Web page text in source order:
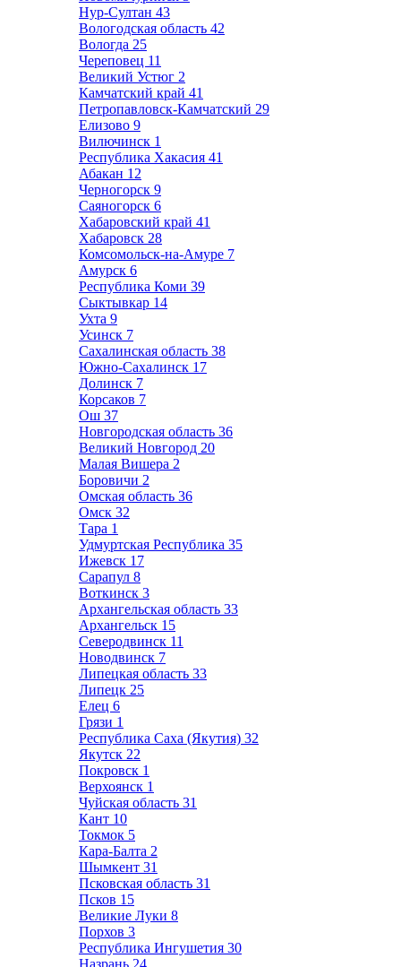
Нур-Султан 43
Вологодская область 42
Вологда 25
Череповец 11
Великий Устюг 2
Камчатский край 41
Петропавловск-Камчатский 29
Елизово 9
Вилючинск 1
Республика Хакасия 41
Абакан 12
Черногорск 9
Саяногорск 6
Хабаровский край 41
Хабаровск 28
Комсомольск-на-Амуре 7
Амурск 6
Республика Коми 39
Сыктывкар 14
Ухта 9
Усинск 7
Сахалинская область 38
Южно-Сахалинск 17
Долинск 7
Корсаков 7
Ош 37
Новгородская область 36
Великий Новгород 20
Малая Вишера 2
Боровичи 2
Омская область 36
Омск 32
Тара 1
Удмуртская Республика 35
Ижевск 17
Сарапул 8
Воткинск 3
Архангельская область 33
Архангельск 15
Северодвинск 11
Новодвинск 7
Липецкая область 33
Липецк 25
Елец 6
Грязи 1
Республика Саха (Якутия) 32
Якутск 22
Покровск 1
Верхоянск 1
Чуйская область 31
Кант 10
Токмок 5
Кара-Балта 2
Шымкент 31
Псковская область 31
Псков 15
Великие Луки 8
Порхов 3
Республика Ингушетия 30
Назрань 24